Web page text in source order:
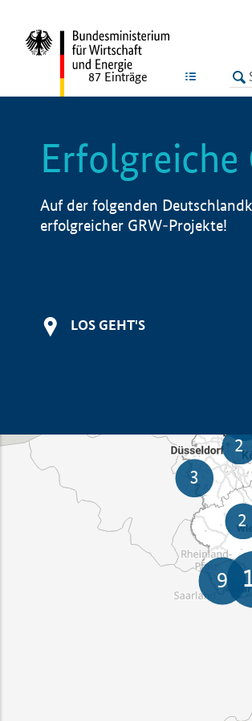
LISTE
87 Einträge
Erfolgreiche
Auf der folgenden
erfolgreicher GRW-Projekte!
LOS GEHT'S